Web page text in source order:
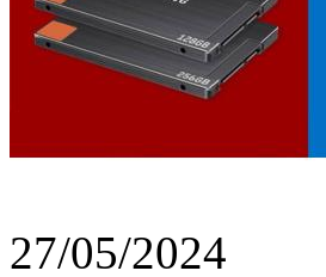
27/05/2024